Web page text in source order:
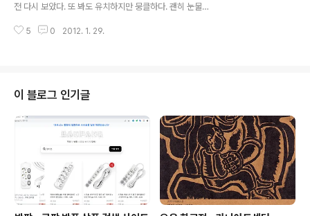
최형배가 최익현과의 술자리에서 "결국 믿을 건 가족뿐"이
전 다시 보았다. 또 봐도 유치하지만 뭉클하다. 괜히 눈물이
가족이 죽는 교통사고를 당한다. 사고의 충격으로 기억하
이는 아직 산타를 믿고있다. 나는 그런 아이가 좋다. 언제나
눈에 보이지는 않아도 믿으면서 살아가기를 바라고 있다.
언제부터인가 눈에 보이는 것만 믿기 시작했다. 아니 눈에
보이는 것도 의심하며 산다. 사랑은 눈에 보이지 않는다. 그
러니 사랑을 보여줄 수 없다. 내가 사랑하는 것보다 나를 사
5 0 2012. 1. 29.
이 블로그 인기글